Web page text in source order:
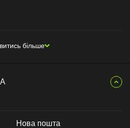
більше
Нова пошта